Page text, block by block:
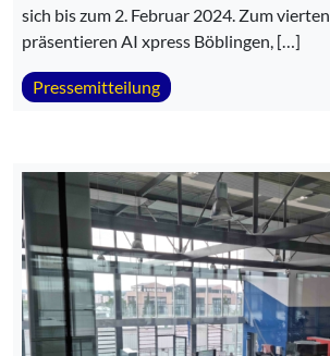
sich bis zum 2. Februar 2024. Zum
präsentieren AI xpress Böblingen, […]
Pressemitteilung